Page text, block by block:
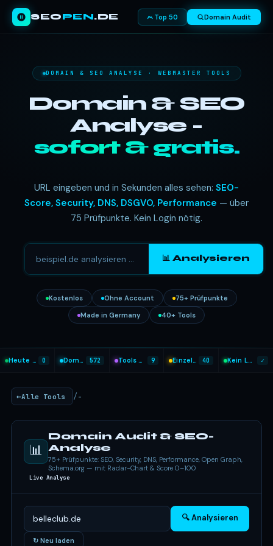
SEOPEN.DE Top 50 Domain Audit
DOMAIN & SEO ANALYSE · WEBMASTER TOOLS
Domain & SEO
Analyse -
sofort & gratis.
URL eingeben und in Sekunden alles sehen: SEO-
Score, Security, DNS, DSGVO, Performance — über
75 Prüfpunkte. Kein Login nötig.
📊 Analysieren
Kostenlos Ohne Account
75+ Prüfpunkte
Made in Germany
40+ Tools
Heute analysiert 0 Domains geprüft 572 Tools heute genutzt 9 Einzel-Tools 40 Kein Login nötig ✓
Alle Tools / -
📊
Domain Audit & SEO-
Analyse
75+ Prüfpunkte: SEO, Security, DNS, Performance, Open Graph,
Schema.org — mit Radar-Chart & Score 0–100
Live Analyse
🔍 Analysieren
↻ Neu laden